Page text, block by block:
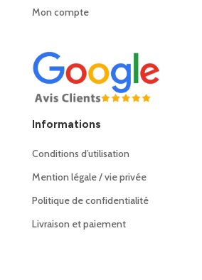
Mon compte
Informations
Conditions d’utilisation
Mention légale / vie privée
Politique de confidentialité
Livraison et paiement